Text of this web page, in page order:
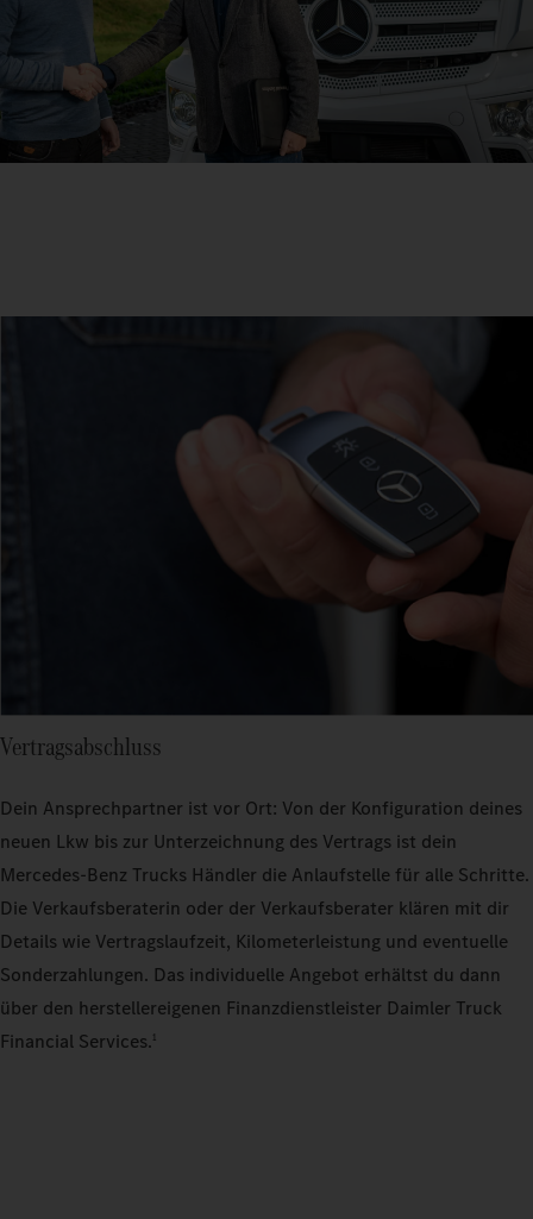
Vertragsabschluss
Dein Ansprechpartner ist vor Ort: Von der Konfiguration deines
neuen Lkw bis zur Unterzeichnung des Vertrags ist dein
Mercedes‑Benz Trucks Händler die Anlaufstelle für alle Schritte.
Die Verkaufsberaterin oder der Verkaufsberater klären mit dir
Details wie Vertragslaufzeit, Kilometerleistung und eventuelle
Sonderzahlungen. Das individuelle Angebot erhältst du dann
über den herstellereigenen Finanzdienstleister Daimler Truck
Financial Services.1